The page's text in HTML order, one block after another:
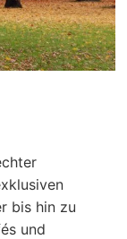
bis hin zu
und